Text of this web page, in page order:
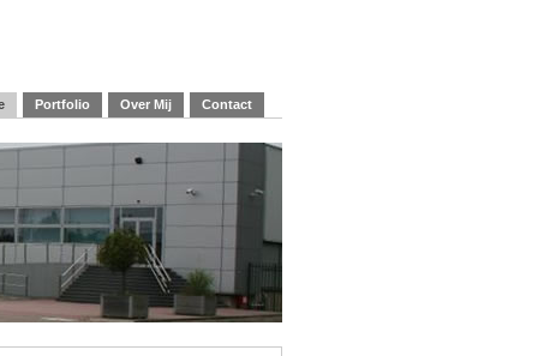
Portfolio Over Mij Contact